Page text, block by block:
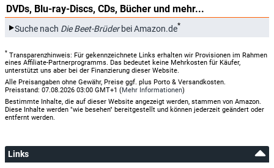
DVDs, Blu-ray-Discs, CDs, Bücher und mehr...
Suche nach Die Beet-Brüderbei Amazon.de*
* Transparenzhinweis: Für gekennzeichnete Links erhalten wir Provisionen im Rahmen
eines Affiliate-Partnerprogramms. Das bedeutet keine Mehrkosten für Käufer,
unterstützt uns aber bei der Finanzierung dieser Website.
Alle Preisangaben ohne Gewähr, Preise ggf. plus Porto & Versandkosten.
Preisstand: 07.08.2026 03:00 GMT+1 (Mehr Informationen)
Bestimmte Inhalte, die auf dieser Website angezeigt werden, stammen von Amazon.
Diese Inhalte werden "wie besehen" bereitgestellt und können jederzeit geändert oder
entfernt werden.
Links